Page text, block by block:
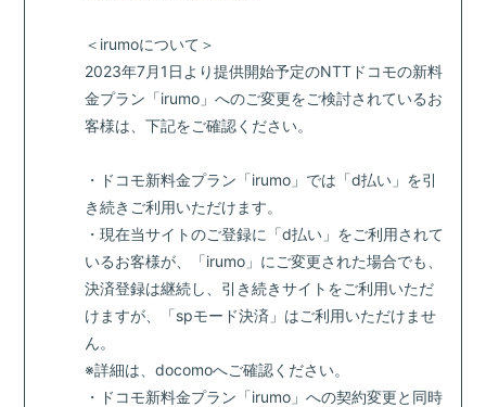
＜irumoについて＞
2023年7月1日より提供開始予定のNTTドコモの新料
金プラン「irumo」へのご変更をご検討されているお
客様は、下記をご確認ください。
・ドコモ新料金プラン「irumo」では「d払い」を引
き続きご利用いただけます。
・現在当サイトのご登録に「d払い」をご利用されて
いるお客様が、「irumo」にご変更された場合でも、
決済登録は継続し、引き続きサイトをご利用いただ
けますが、「spモード決済」はご利用いただけませ
ん。
※詳細は、docomoへご確認ください。
・ドコモ新料金プラン「irumo」への契約変更と同時